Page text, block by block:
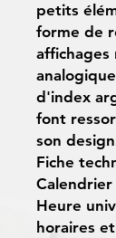
petits
forme de
d'index
font
son
Fiche
Heure
horaires